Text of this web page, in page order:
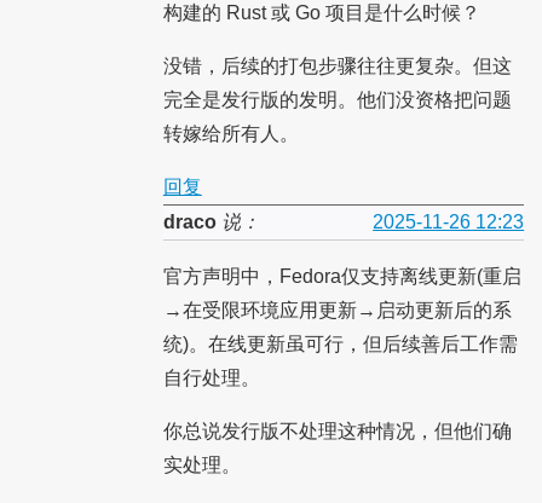
构建的 Rust 或 Go 项目是什么时候？
没错，后续的打包步骤往往更复杂。但这
完全是发行版的发明。他们没资格把问题
转嫁给所有人。
回复
draco说： 2025-11-26 12:23
官方声明中，Fedora仅支持离线更新(重启
→在受限环境应用更新→启动更新后的系
统)。在线更新虽可行，但后续善后工作需
自行处理。
你总说发行版不处理这种情况，但他们确
实处理。